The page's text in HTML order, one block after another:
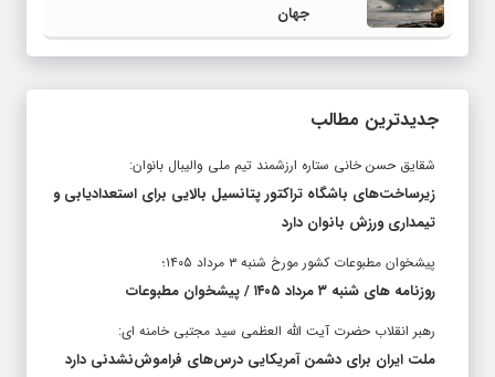
جهان
جدیدترین مطالب
شقایق حسن خانی ستاره ارزشمند تیم ملی والیبال بانوان:
زیرساخت‌های باشگاه تراکتور پتانسیل بالایی برای استعدادیابی و
تیمداری ورزش بانوان دارد
پیشخوان مطبوعات کشور مورخ شنبه ۳ مرداد ۱۴۰۵؛
روزنامه های شنبه ۳ مرداد ۱۴۰۵ / پیشخوان مطبوعات
رهبر انقلاب حضرت آیت الله العظمی سید مجتبی خامنه ای:
ملت ایران برای دشمن آمریکایی درس‌های فراموش‌نشدنی دارد